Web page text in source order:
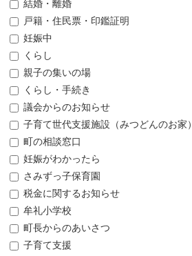
結婚・離婚
戸籍・住民票・印鑑証明
妊娠中
くらし
親子の集いの場
くらし・手続き
議会からのお知らせ
子育て世代支援施設（みつどんのお家）
町の相談窓口
妊娠がわかったら
さみずっ子保育園
税金に関するお知らせ
牟礼小学校
町長からのあいさつ
子育て支援